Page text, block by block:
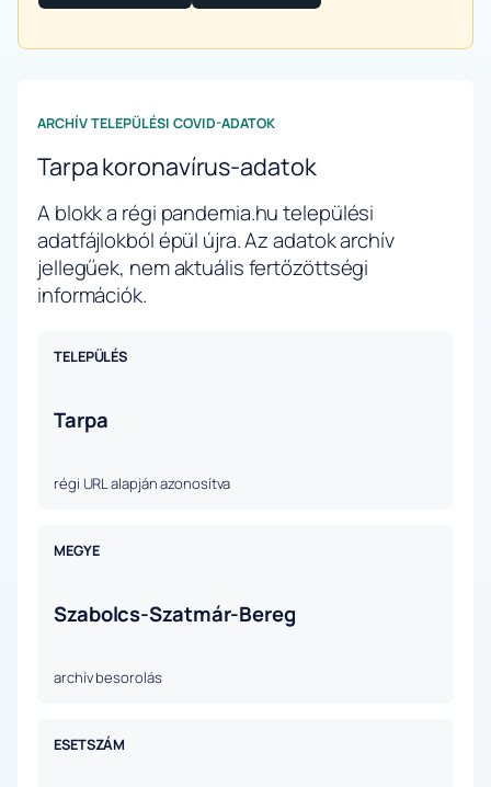
ARCHÍV TELEPÜLÉSI COVID-ADATOK
Tarpa koronavírus-adatok
A blokk a régi pandemia.hu települési
adatfájlokból épül újra. Az adatok archív
jellegűek, nem aktuális fertőzöttségi
információk.
TELEPÜLÉS
Tarpa
régi URL alapján azonosítva
MEGYE
Szabolcs-Szatmár-Bereg
archív besorolás
ESETSZÁM